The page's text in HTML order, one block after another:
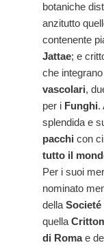
botaniche
anzitutto
contenente
Jattae; e
che
vascolari,
per i Funghi.
splendida e
pacchi con
tutto il
Per i suoi
nominato
della Societé
quella
di Romae